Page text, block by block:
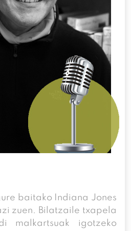
baitako Indiana Jones
zuen. Bilatzaile txapela
malkartsuak igotzeko